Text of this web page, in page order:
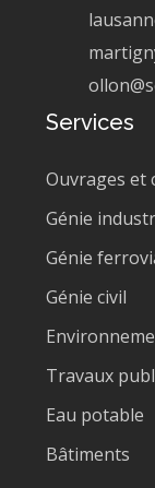
Services
Ouvrages et
Génie
Génie
Génie civil
Travaux
Eau potable
Bâtiments